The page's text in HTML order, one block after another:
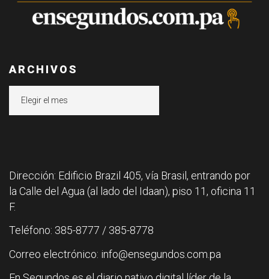
ARCHIVOS
Dirección: Edificio Brazil 405, vía Brasil, entrando por
la Calle del Agua (al lado del Idaan), piso 11, oficina 11
F.
Teléfono: 385-8777 / 385-8778
Correo electrónico: info@ensegundos.com.pa